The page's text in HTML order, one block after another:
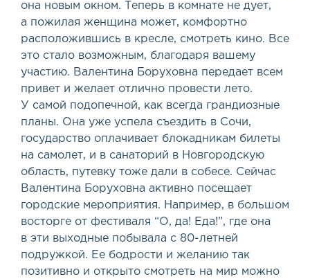
она новым окном. Теперь в комнате не дует,
а пожилая женщина может, комфортно
расположившись в кресле, смотреть кино. Все
это стало возможным, благодаря вашему
участию. Валентина Боруховна передает всем
привет и желает отлично провести лето.
У самой подопечной, как всегда грандиозные
планы. Она уже успела съездить в Сочи,
государство оплачивает блокадникам билеты
на самолет, и в санаторий в Новгородскую
область, путевку тоже дали в собесе. Сейчас
Валентина Боруховна активно посещает
городские мероприятия. Например, в большом
восторге от фестиваля “О, да! Еда!”, где она
в эти выходные побывала с 80-летней
подружкой. Ее бодрости и желанию так
позитивно и открыто смотреть на мир можно